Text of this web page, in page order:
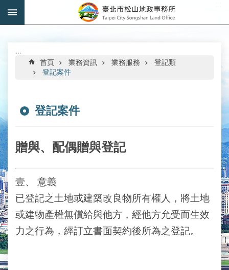
跳到主要內容區塊
搜
介
紹
公
告
資
訊
業
:::
首頁 業務資訊 業務服務
登記類
登記案件
登記案件
贈與、配偶贈與登記
壹、
意義
已登記之土地或建築改良物所有權人，將土地
或建物產權無償給與他方，經他方允受而生效
力之行為，經訂立書面契約後所為之登記。